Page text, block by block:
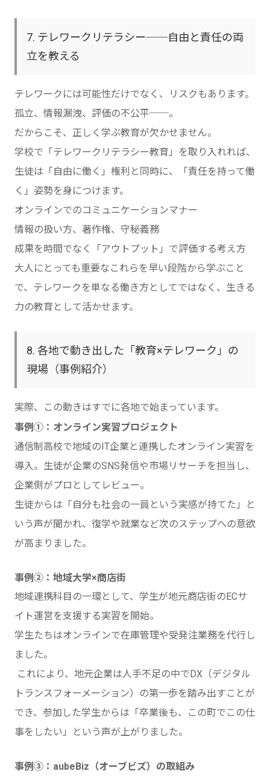
7. テレワークリテラシー──自由と責任の両
立を教える
テレワークには可能性だけでなく、リスクもあります。
孤立、情報漏洩、評価の不公平──。
だからこそ、正しく学ぶ教育が欠かせません。
学校で「テレワークリテラシー教育」を取り入れれば、
生徒は「自由に働く」権利と同時に、「責任を持って働
く」姿勢を身につけます。
オンラインでのコミュニケーションマナー
情報の扱い方、著作権、守秘義務
成果を時間でなく「アウトプット」で評価する考え方
大人にとっても重要なこれらを早い段階から学ぶこと
で、テレワークを単なる働き方としてではなく、生きる
力の教育として活かせます。
8. 各地で動き出した「教育×テレワーク」の
現場（事例紹介）
実際、この動きはすでに各地で始まっています。
事例①：オンライン実習プロジェクト
通信制高校で地域のIT企業と連携したオンライン実習を
導入。生徒が企業のSNS発信や市場リサーチを担当し、
企業側がプロとしてレビュー。
生徒からは「自分も社会の一員という実感が持てた」と
いう声が聞かれ、復学や就業など次のステップへの意欲
が高まりました。
事例②：地域大学×商店街
地域連携科目の一環として、学生が地元商店街のECサ
イト運営を支援する実習を開始。
学生たちはオンラインで在庫管理や受発注業務を代行し
ました。
これにより、地元企業は人手不足の中でDX（デジタル
トランスフォーメーション）の第一歩を踏み出すことが
でき、参加した学生からは「卒業後も、この町でこの仕
事をしたい」という声が上がりました。
事例③：aubeBiz（オーブビズ）の取組み